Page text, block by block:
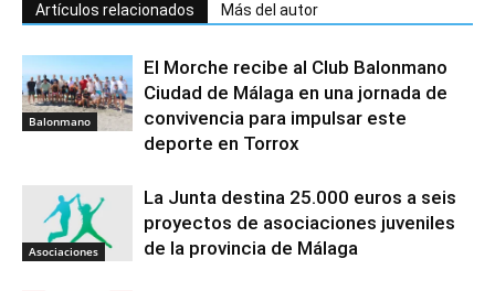
Artículos relacionados Más del autor
Balonmano
El Morche recibe al Club Balonmano
Ciudad de Málaga en una jornada de
convivencia para impulsar este
deporte en Torrox
Asociaciones
La Junta destina 25.000 euros a seis
proyectos de asociaciones juveniles
de la provincia de Málaga